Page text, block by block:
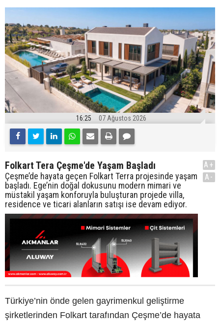
16:25 07 Ağustos 2026
Folkart Tera Çeşme'de Yaşam Başladı
Çeşme’de hayata geçen Folkart Terra projesinde yaşam
başladı. Ege’nin doğal dokusunu modern mimari ve
müstakil yaşam konforuyla buluşturan projede villa,
residence ve ticari alanların satışı ise devam ediyor.
A+
A-
Türkiye’nin önde gelen gayrimenkul geliştirme
şirketlerinden Folkart tarafından Çeşme’de hayata